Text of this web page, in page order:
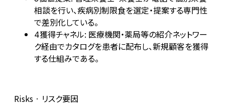
相談を行い、疾病別制限食を選定・提案する専門性
で差別化している。
4獲得チャネル: 医療機関・薬局等の紹介ネットワー
ク経由でカタログを患者に配布し、新規顧客を獲得
する仕組みである。
Risks · リスク要因